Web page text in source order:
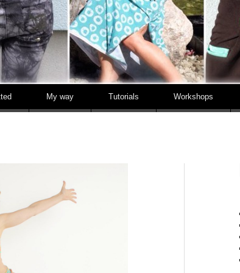
My way Tutorials Workshops